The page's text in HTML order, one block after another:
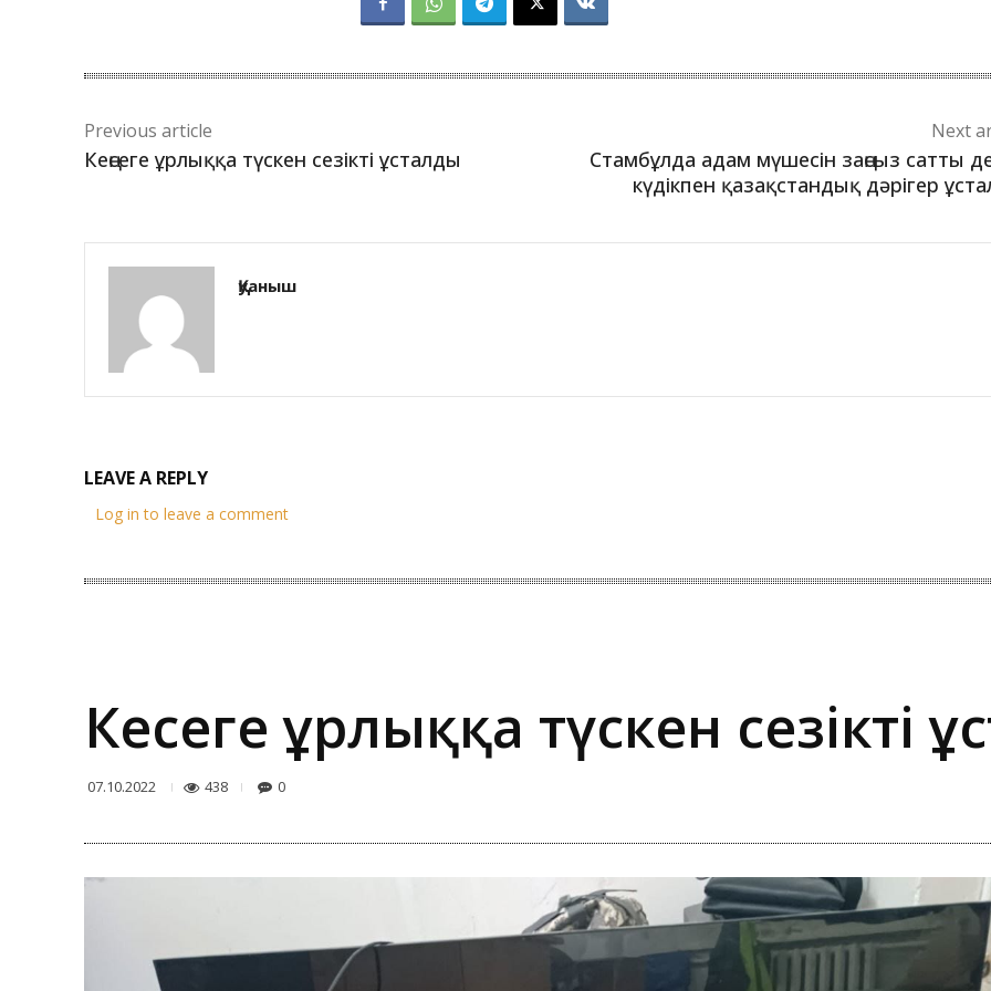
Previous article
Кеңсеге ұрлыққа түскен сезікті ұсталды
Next
Стамбұлда адам мүшесін заңсыз сатты
күдікпен қазақстандық дәрігер
Қуаныш
LEAVE A REPLY
Log in to leave a comment